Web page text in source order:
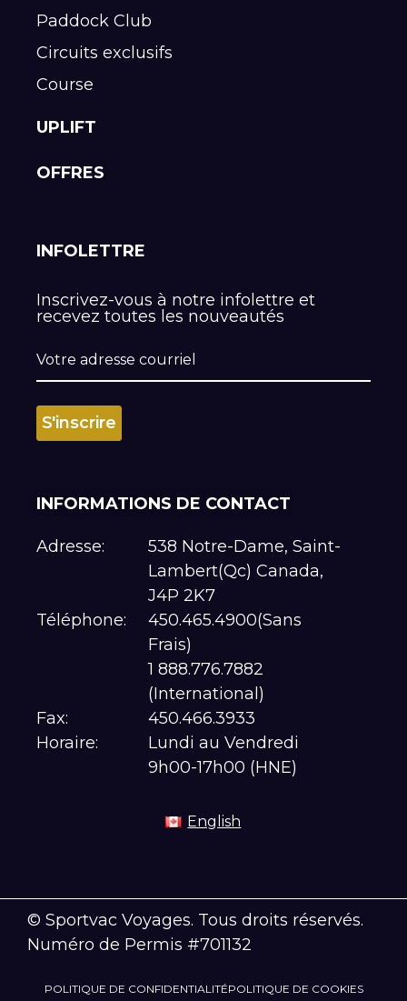
Paddock Club
Circuits exclusifs
Course
UPLIFT
OFFRES
INFOLETTRE
Inscrivez-vous à notre infolettre et
recevez toutes les nouveautés
INFORMATIONS DE CONTACT
Adresse:
538 Notre-Dame, Saint-
Lambert(Qc) Canada,
J4P 2K7
Téléphone:
450.465.4900(Sans
Frais)
1 888.776.7882
(International)
Fax:
450.466.3933
Horaire:
Lundi au Vendredi
9h00-17h00 (HNE)
English
© Sportvac Voyages. Tous droits réservés.
Numéro de Permis #701132
POLITIQUE DE CONFIDENTIALITÉPOLITIQUE DE COOKIES